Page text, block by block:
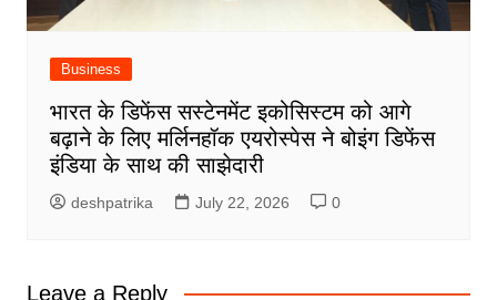
Business
भारत के डिफेंस सस्टेनमेंट इकोसिस्टम को आगे
बढ़ाने के लिए मर्लिनहॉक एयरोस्पेस ने बोइंग डिफेंस
इंडिया के साथ की साझेदारी
deshpatrika July 22, 2026 0
Leave a Reply